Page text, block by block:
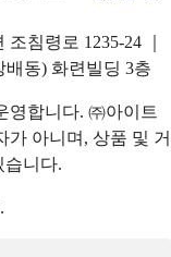
침령로 1235-24 ｜
배동) 화련빌딩 3층
영합니다. ㈜아이트
가 아니며, 상품 및 거
습니다.